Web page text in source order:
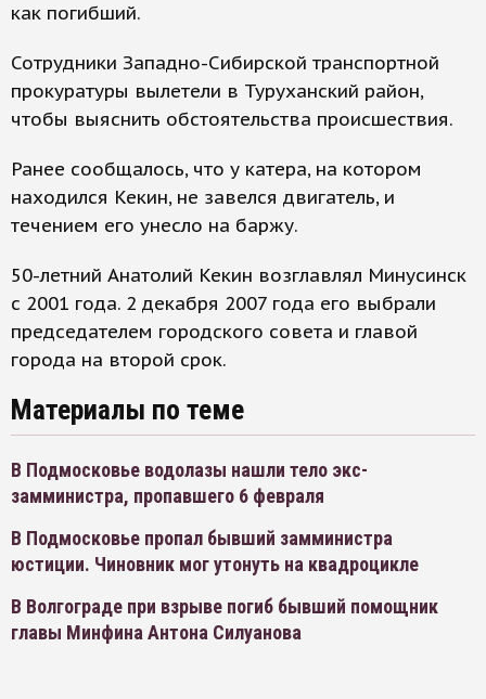
как погибший.
Сотрудники Западно-Сибирской транспортной
прокуратуры вылетели в Туруханский район,
чтобы выяснить обстоятельства происшествия.
Ранее сообщалось, что у катера, на котором
находился Кекин, не завелся двигатель, и
течением его унесло на баржу.
50-летний Анатолий Кекин возглавлял Минусинск
с 2001 года. 2 декабря 2007 года его выбрали
председателем городского совета и главой
города на второй срок.
Материалы по теме
В Подмосковье водолазы нашли тело экс-
замминистра, пропавшего 6 февраля
В Подмосковье пропал бывший замминистра
юстиции. Чиновник мог утонуть на квадроцикле
В Волгограде при взрыве погиб бывший помощник
главы Минфина Антона Силуанова